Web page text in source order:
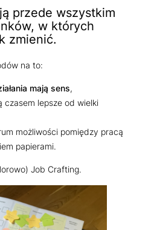
przede wszystkim
w których
zmienić.
na to:
mają sens,
czasem lepsze od wielki
możliwości pomiędzy pracą
papierami.
Job Crafting.